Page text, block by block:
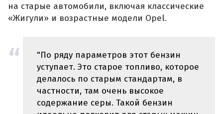
на старые автомобили, включая классические
«Жигули» и возрастные модели Opel.
"По ряду параметров этот бензин
уступает. Это старое топливо, которое
делалось по старым стандартам, в
частности, там очень высокое
содержание серы. Такой бензин